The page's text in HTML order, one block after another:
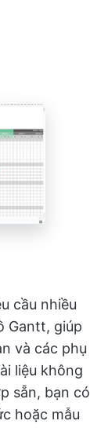
cầu nhiều
Gantt, giúp
và các phụ
liệu không
sẵn, bạn có
hoặc mẫu